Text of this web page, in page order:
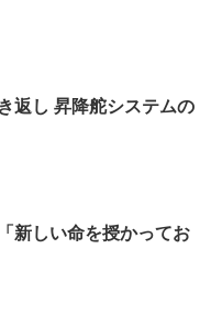
返し 昇降舵システムの
新しい命を授かってお